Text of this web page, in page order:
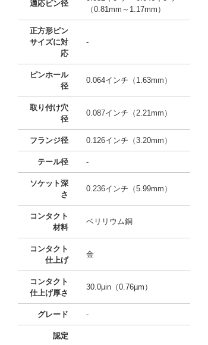
適応ピン径
（0.81mm～1.17mm）
正方形ピン
サイズに対
応
-
ピンホール
径
0.064インチ（1.63mm）
取り付け穴
径
0.087インチ（2.21mm）
フランジ径 0.126インチ（3.20mm）
テール径 -
ソケット深
さ
0.236インチ（5.99mm）
コンタクト
材料
ベリリウム銅
コンタクト
仕上げ
金
コンタクト
仕上げ厚さ
30.0µin（0.76µm）
グレード -
認定